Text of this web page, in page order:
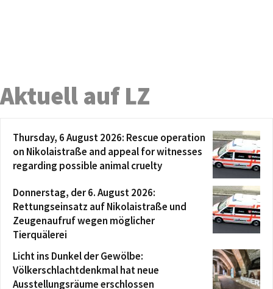
Aktuell auf LZ
Thursday, 6 August 2026: Rescue operation
on Nikolaistraße and appeal for witnesses
regarding possible animal cruelty
Donnerstag, der 6. August 2026:
Rettungseinsatz auf Nikolaistraße und
Zeugenaufruf wegen möglicher
Tierquälerei
Licht ins Dunkel der Gewölbe:
Völkerschlachtdenkmal hat neue
Ausstellungsräume erschlossen